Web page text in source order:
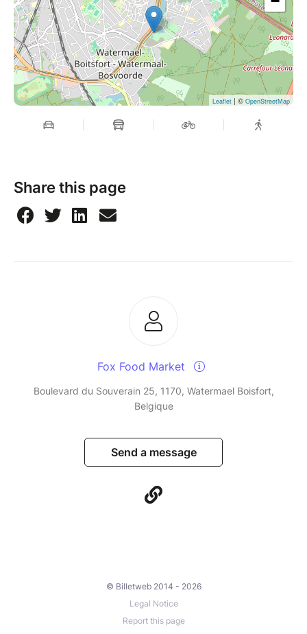
Leaflet | © OpenStreetMap
Share this page
Fox Food Market
Boulevard du Souverain 25, 1170, Watermael Boisfort,
Belgique
Send a message
© Billetweb 2014 - 2026
Legal Notice
Report this page